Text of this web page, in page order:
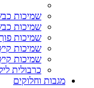
שמיכות כבש /
שמיכות כבש /
שמיכות פוך
שמיכות קיץ 150/200
שמיכות קיץ זוגי
כרבולית
מגבות וחלוקים